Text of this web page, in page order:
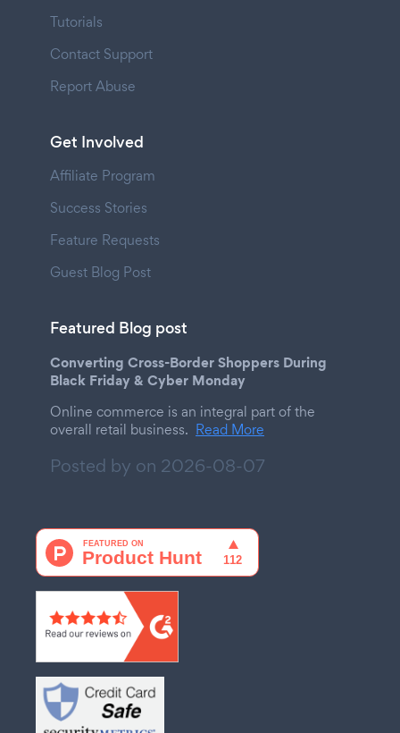
Tutorials
Contact Support
Report Abuse
Get Involved
Affiliate Program
Success Stories
Feature Requests
Guest Blog Post
Featured Blog post
Converting Cross-Border Shoppers During
Black Friday & Cyber Monday
Online commerce is an integral part of the
overall retail business. Read More
Posted by on 2026-08-07